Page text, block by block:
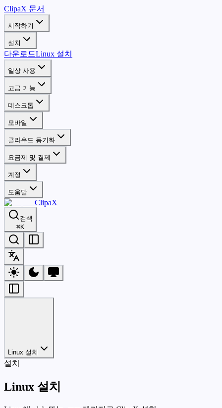
ClipaX 문서
시작하기
설치
다운로드Linux 설치
일상 사용
고급 기능
데스크톱
모바일
클라우드 동기화
요금제 및 결제
계정
도움말
ClipaX
검색
⌘K
Linux 설치
설치
Linux 설치